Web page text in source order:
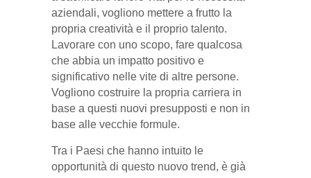
aziendali, vogliono mettere a frutto la
propria creatività e il proprio talento.
Lavorare con uno scopo, fare qualcosa
che abbia un impatto positivo e
significativo nelle vite di altre persone.
Vogliono costruire la propria carriera in
base a questi nuovi presupposti e non in
base alle vecchie formule.
Tra i Paesi che hanno intuito le
opportunità di questo nuovo trend, è già